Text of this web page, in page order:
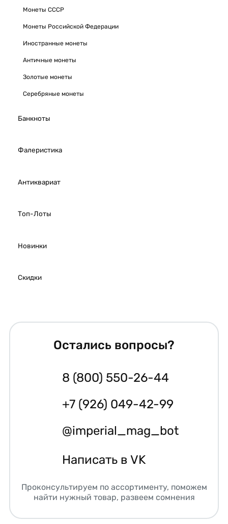
Монеты СССР
Монеты Российской Федерации
Иностранные монеты
Античные монеты
Золотые монеты
Серебряные монеты
Банкноты
Фалеристика
Антиквариат
Топ-Лоты
Новинки
Скидки
Остались вопросы?
8 (800) 550-26-44
+7 (926) 049-42-99
@imperial_mag_bot
Написать в VK
Проконсультируем по ассортименту, поможем
найти нужный товар, развеем сомнения